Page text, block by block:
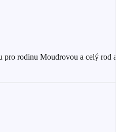
pro rodinu Moudrovou a celý rod a